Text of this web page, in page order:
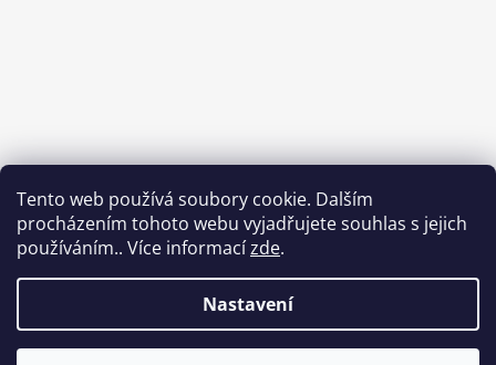
Tento web používá soubory cookie. Dalším
procházením tohoto webu vyjadřujete souhlas s jejich
používáním.. Více informacízde.
Nastavení